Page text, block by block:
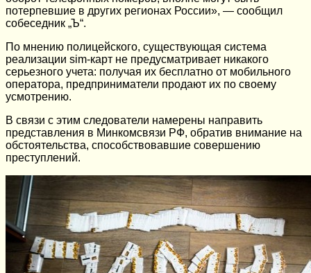
потерпевшие в других регионах России», — сообщил
собеседник „Ъ“.
По мнению полицейского, существующая система
реализации sim-карт не предусматривает никакого
серьезного учета: получая их бесплатно от мобильного
оператора, предприниматели продают их по своему
усмотрению.
В связи с этим следователи намерены направить
представления в Минкомсвязи РФ, обратив внимание на
обстоятельства, способствовавшие совершению
преступлений.